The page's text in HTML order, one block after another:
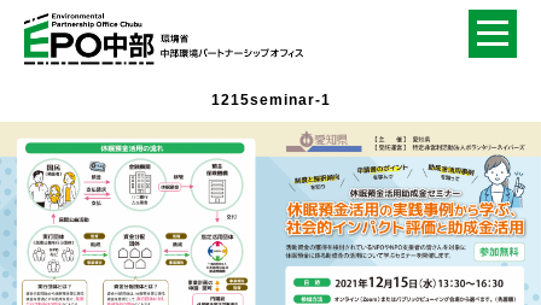
1215seminar-1